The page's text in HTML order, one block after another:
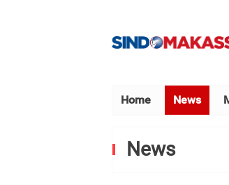
Home News
News